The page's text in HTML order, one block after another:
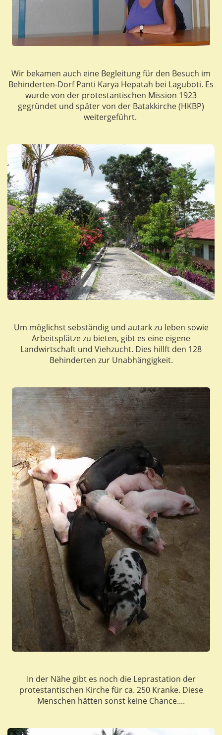
Wir bekamen auch eine Begleitung für den Besuch im
Behinderten-Dorf Panti Karya Hepatah bei Laguboti. Es
wurde von der protestantischen Mission 1923
gegründet und später von der Batakkirche (HKBP)
weitergeführt.
Um möglichst sebständig und autark zu leben sowie
Arbeitsplätze zu bieten, gibt es eine eigene
Landwirtschaft und Viehzucht. Dies hillft den 128
Behinderten zur Unabhängigkeit.
In der Nähe gibt es noch die Leprastation der
protestantischen Kirche für ca. 250 Kranke. Diese
Menschen hätten sonst keine Chance....